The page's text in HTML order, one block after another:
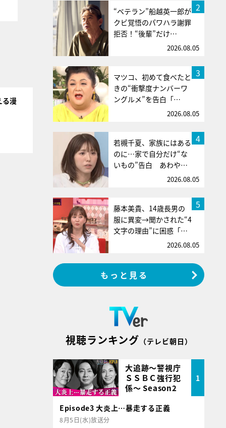
る漫
2
“ベテラン”船越英一郎が
クビ覚悟のパワハラ謝罪
拒否！“後輩”だけ…
2026.08.05
3
マツコ、初めて食べたと
きの“衝撃度ナンバーワ
ングルメ”を告白「…
2026.08.05
4
若槻千夏、家族にはある
のに…家で自分だけ“な
いもの”告白 あわや…
2026.08.05
5
藤本美貴、14歳長男の
服に異変→聞かされた“4
文字の理由”に困惑「…
2026.08.05
もっと見る
視聴ランキング （テレビ朝日）
大追跡～警視庁
ＳＳＢＣ強行犯
係～ Season2
1
Episode3 大炎上…暴走する正義
8月5日(水)放送分